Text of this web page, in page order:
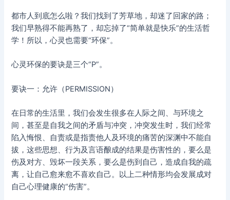
都市人到底怎么啦？我们找到了芳草地，却迷了回家的路；
我们早熟得不能再熟了，却忘掉了“简单就是快乐”的生活哲
学！所以，心灵也需要“环保”。
心灵环保的要诀是三个“P”。
要诀一：允许（PERMISSION）
在日常的生活里，我们会发生很多在人际之间、与环境之
间，甚至是自我之间的矛盾与冲突，冲突发生时，我们经常
陷入悔恨、自责或是指责他人及环境的痛苦的深渊中不能自
拔，这些思想、行为及言语酿成的结果是伤害性的，要么是
伤及对方、毁坏一段关系，要么是伤到自己，造成自我的疏
离，让自己愈来愈不喜欢自己。以上二种情形均会发展成对
自己心理健康的“伤害”。